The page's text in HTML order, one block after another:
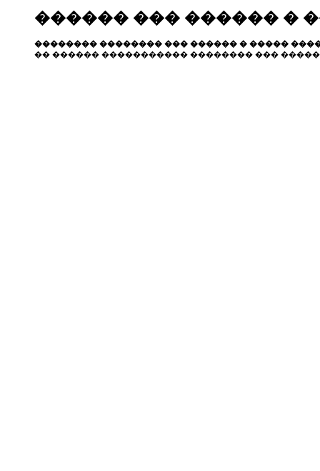
������ ��� ������ �
�������� �������� ��� ������ � �����
�� ������ ����������� �������� ���